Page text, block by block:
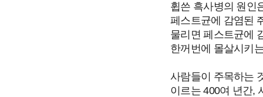
휩쓴 흑사병의 원인
페스트균에 감염된
물리면 페스트균에
한꺼번에 몰살시키
사람들이 주목하는
이르는 400여 년간,